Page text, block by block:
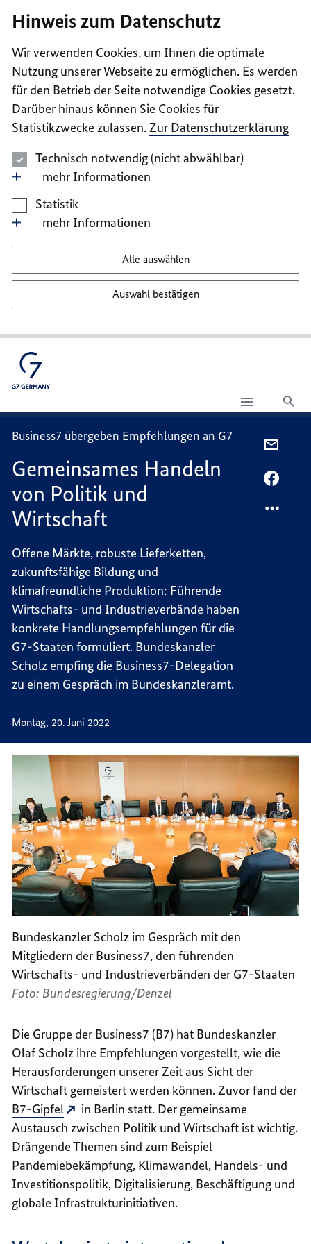
II
III
IV
V
Hinweis zum Datenschutz
Wir verwenden Cookies, um Ihnen die optimale
Nutzung unserer Webseite zu ermöglichen. Es werden
für den Betrieb der Seite notwendige Cookies gesetzt.
Darüber hinaus können Sie Cookies für
Statistikzwecke zulassen. Zur Datenschutzerklärung
Technisch notwendig (nicht abwählbar)
mehr Informationen
Statistik
mehr Informationen
Alle auswählen
Auswahl bestätigen
Gemeinsames
Handeln
von
und
Wirtschaft
Business7 übergeben Empfehlungen an G7
Gemeinsames Handeln
von Politik und
Wirtschaft
Offene Märkte, robuste Lieferketten,
zukunftsfähige Bildung und
klimafreundliche Produktion: Führende
Wirtschafts- und Industrieverbände haben
konkrete Handlungsempfehlungen für die
G7-Staaten formuliert. Bundeskanzler
Scholz empfing die Business7-Delegation
zu einem Gespräch im Bundeskanzleramt.
Montag, 20. Juni 2022
Bundeskanzler Scholz im Gespräch mit den
Mitgliedern der Business7, den führenden
Wirtschafts- und Industrieverbänden der G7-Staaten
Foto: Bundesregierung/Denzel
Die Gruppe der Business7 (B7) hat Bundeskanzler
Olaf Scholz ihre Empfehlungen vorgestellt, wie die
Herausforderungen unserer Zeit aus Sicht der
Wirtschaft gemeistert werden können. Zuvor fand der
B7-Gipfel
in Berlin statt. Der gemeinsame
Austausch zwischen Politik und Wirtschaft ist wichtig.
Drängende Themen sind zum Beispiel
Pandemiebekämpfung, Klimawandel, Handels- und
Investitionspolitik, Digitalisierung, Beschäftigung und
globale Infrastrukturinitiativen.